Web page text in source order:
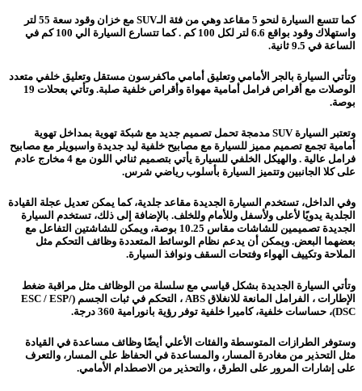
كما تتسع السيارة لنحو 5 مقاعد وهي من فئة الـSUV مع خزان وقود سعة 55 لتر
واستهلاك وقود بواقع 6.6 لتر لكل 100 كم . كما تتسارع السيارة الي 100 كم في
الساعة في 9.5 ثانية.
وتأتي السيارة بالجر الأمامي وتعليق أمامي ماكفرسون مستقل وتعليق خلفي متعدد
الوصلات مع أقراص فرامل أمامية مهواة وأقراص خلفية صلبة. وتأتي بعحلات 19
بوصة.
وتعتبر السيارة SUV مدمجة تحمل تصميم جديد مع شبكة تهوية بمداخل تهوية
أمامية تجمع تصميم مميز للسيارة مع مصابيح خلفية ليد جديدة واسبويلر مع مصابيح
فرامل عالية . والهيكل الخلفي للسيارة يأتي بتصميم ثنائي اللون مع 4 مخارج عادم
على كلا الجانبين وتتميز السيارة بأسلوب رياضي شرس.
وفي الداخل، تستخدم السيارة الجديدة مقاعد جلدية، كما يمكن تعديل عجلة القيادة
الجلدية يدويًا لأعلى ولأسفل وللأمام وللخلف. بالإضافة إلى ذلك، تستخدم السيارة
الجديدة تصميمين للشاشات مقاس 10.25 بوصة، ويمكن للشاشتين التفاعل مع
بعضهما البعض. ويمكن أن يدعم نظام الوسائط المتعددة وظائف التحكم مثل
الملاحة وتكييف الهواء وفتحات السقف ونوافذ السيارة.
وتأتي السيارة الجديدة بشكل قياسي مع سلسلة من الوظائف مثل مراقبة ضغط
الإطارات ، الفرامل المانعة للانغلاق ABS ، التحكم في ثبات الجسم (ESC / ESP/
DSC)، حساسات خلفية، كاميرا خلفية توفر رؤية بانورامية 360 درجة.
وستوفر الطرازات المتوسطة والفئات الأعلي أيضًا وظائف مساعدة في القيادة
مثل التحذير من مغادرة المسار، والمساعدة في الحفاظ على المسار، والتعرف
على إشارات المرور على الطرق ، والتحذير من الاصطدام الأمامي.